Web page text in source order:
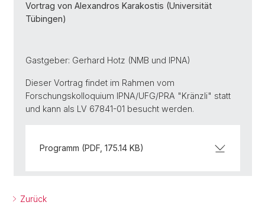
Vortrag von Alexandros Karakostis (Universität
Tübingen)
Gastgeber: Gerhard Hotz (NMB und IPNA)
Dieser Vortrag findet im Rahmen vom
Forschungskolloquium IPNA/UFG/PRA "Kränzli" statt
und kann als LV 67841-01 besucht werden.
Programm (PDF, 175.14 KB)
Zurück